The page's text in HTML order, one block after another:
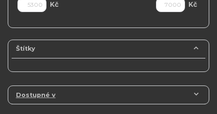
Kč Kč
Štítky
Dostupné v